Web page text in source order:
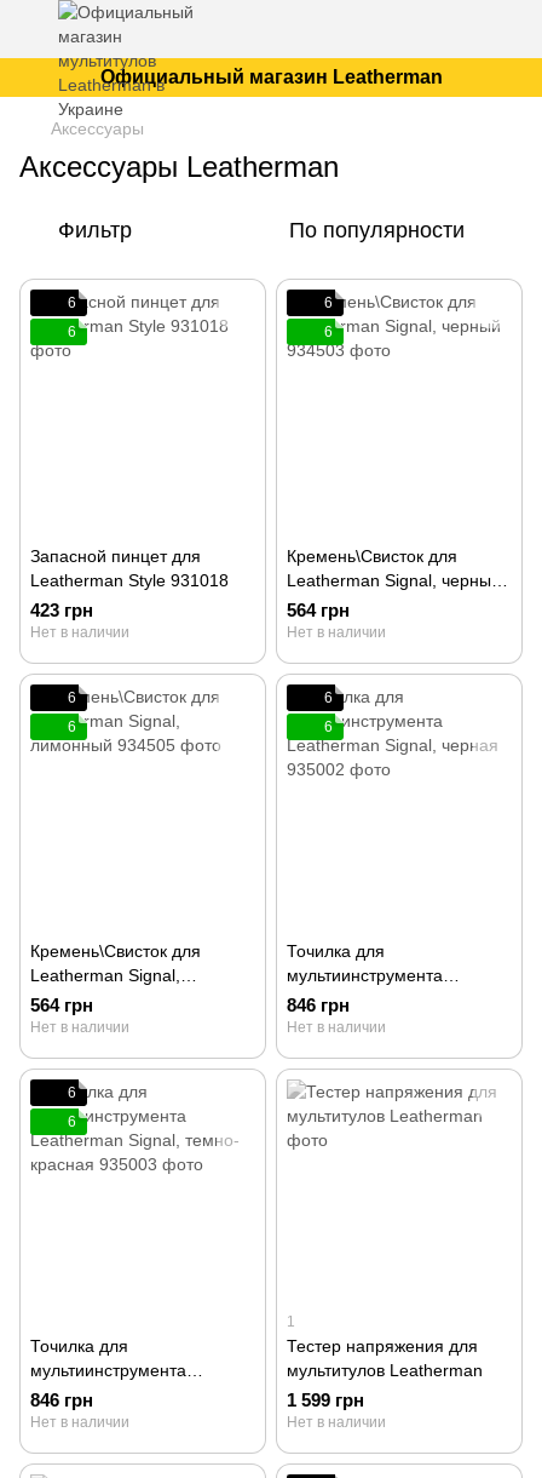
Официальный магазин Leatherman
Аксессуары
Аксессуары Leatherman
Фильтр По популярности
6
6
Запасной пинцет для
Leatherman Style 931018
423 грн
Нет в наличии
6
6
Кремень\Свисток для
Leatherman Signal, черный
934503
564 грн
Нет в наличии
6
6
Кремень\Свисток для
Leatherman Signal,
лимонный 934505
564 грн
Нет в наличии
6
6
Точилка для
мультиинструмента
Leatherman Signal, черная
935002
846 грн
Нет в наличии
6
6
Точилка для
мультиинструмента
Leatherman Signal, темно-
красная 935003
846 грн
Нет в наличии
1
Тестер напряжения для
мультитулов Leatherman
1 599 грн
Нет в наличии